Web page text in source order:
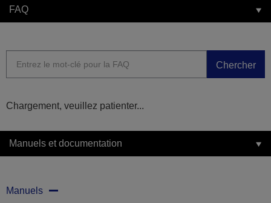
FAQ
Chercher
Chargement, veuillez patienter...
Manuels et documentation
Manuels